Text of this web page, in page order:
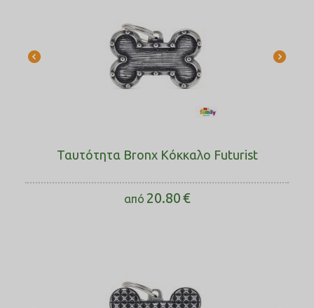
Ταυτότητα Bronx Κόκκαλο Futurist
από 20.80€